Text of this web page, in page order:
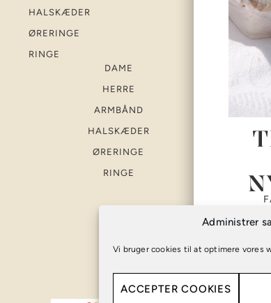
Administrer
Vi bruger cookies til at optimere vores
ACCEPTER COOKIES
HALSKÆDER
ØRERINGE
RINGE
DAME
HERRE
ARMBÅND
HALSKÆDER
ØRERINGE
RINGE